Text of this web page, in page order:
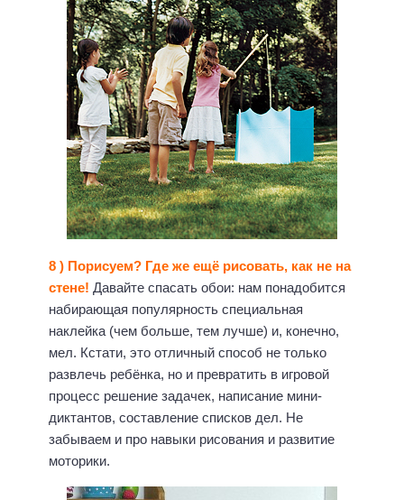
8 ) Порисуем? Где же ещё рисовать, как не на
стене! Давайте спасать обои: нам понадобится
набирающая популярность специальная
наклейка (чем больше, тем лучше) и, конечно,
мел. Кстати, это отличный способ не только
развлечь ребёнка, но и превратить в игровой
процесс решение задачек, написание мини-
диктантов, составление списков дел. Не
забываем и про навыки рисования и развитие
моторики.